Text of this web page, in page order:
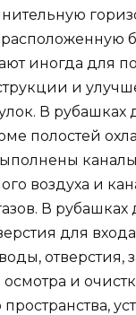
расположенную
иногда для
и
В рубашках
полостей
воздуха и
В
для
отверстия,
и